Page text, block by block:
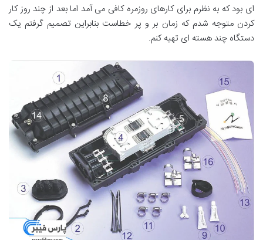
ای بود که به نظرم برای کارهای روزمره کافی می آمد اما بعد از چند روز کار
کردن متوجه شدم که زمان بر و پر خطاست بنابراین تصمیم گرفتم یک
دستگاه چند هسته ای تهیه کنم.